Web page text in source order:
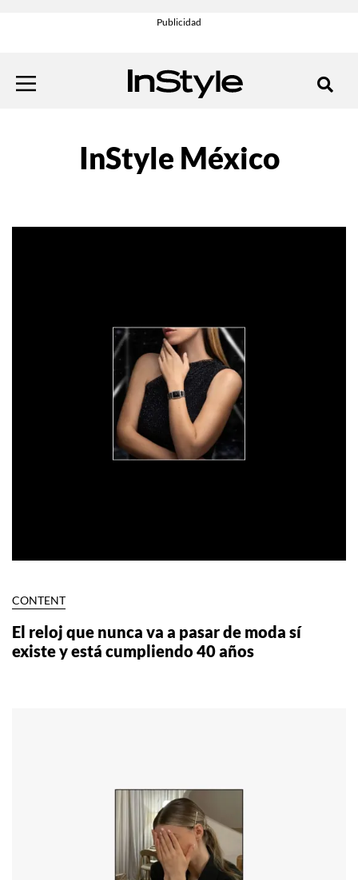
InStyle México
CONTENT
El reloj que nunca va a pasar de moda sí
existe y está cumpliendo 40 años